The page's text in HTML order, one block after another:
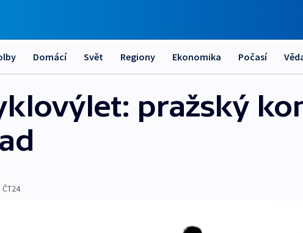
Domácí Svět Regiony Ekonomika Počasí
pražský
ČT24